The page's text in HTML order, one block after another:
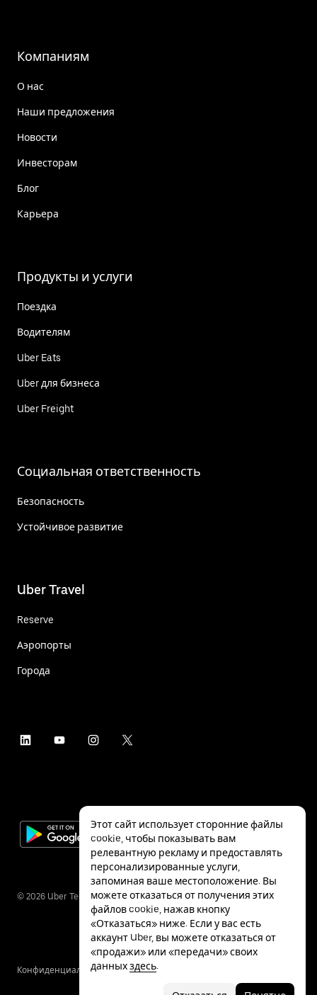
Компаниям
О нас
Наши предложения
Новости
Инвесторам
Блог
Карьера
Продукты и услуги
Поездка
Водителям
Uber Eats
Uber для бизнеса
Uber Freight
Социальная ответственность
Безопасность
Устойчивое развитие
Uber Travel
Reserve
Аэропорты
Города
© 2026 Uber Technologies Inc.
КонфиденциальностьСпециальные
Этот сайт использует сторонние файлы
cookie, чтобы показывать вам
релевантную рекламу и предоставлять
персонализированные услуги,
запоминая ваше местоположение. Вы
можете отказаться от получения этих
файлов cookie, нажав кнопку
«Отказаться» ниже. Если у вас есть
аккаунт Uber, вы можете отказаться от
«продажи» или «передачи» своих
данныхздесь.